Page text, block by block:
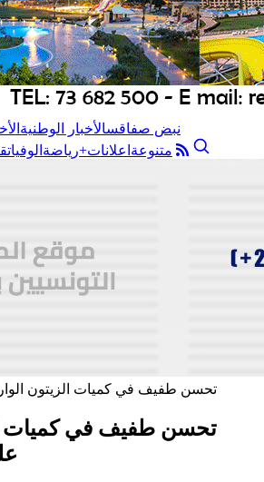
نبض صفاقسالأخبار الوطنية
متنوعة اعلانات+رياضة الوفيات
تحسن طفيف في كميات